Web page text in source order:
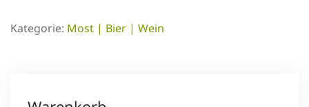
0,75l
Kategorie: Most | Bier | Wein